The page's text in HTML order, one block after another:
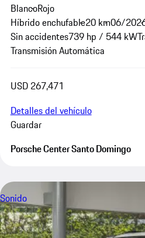
BlancoRojo
Híbrido enchufable20 km06/
Sin accidentes739 hp / 544 kW
Transmisión Automática
USD 267,471
Detalles del vehículo
Guardar
Porsche Center Santo Domingo
Sonido